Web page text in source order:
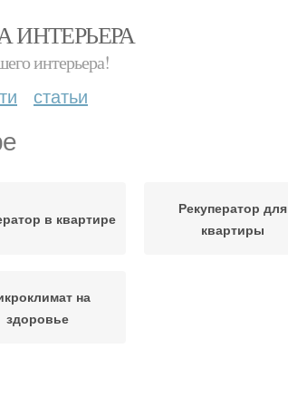
ИНТЕРЬЕРА
интерьера!
статьи
в квартире
Рекуператор для
квартиры
на
здоровье